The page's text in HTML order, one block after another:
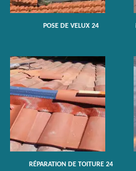
POSE DE VELUX 24
RÉPARATION DE TOITURE 24